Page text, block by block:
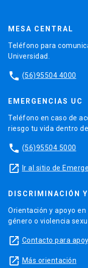
MESA CENTRAL
Teléfono para
Universidad.
phone (56)95504 4000
EMERGENCIAS UC
Teléfono en caso de
riesgo tu vida dentro
phone (56)95504 5000
launch Ir al sitio de
DISCRIMINACIÓN
Orientación y apoyo
género o violencia
launch Contacto para
launch Más orientación